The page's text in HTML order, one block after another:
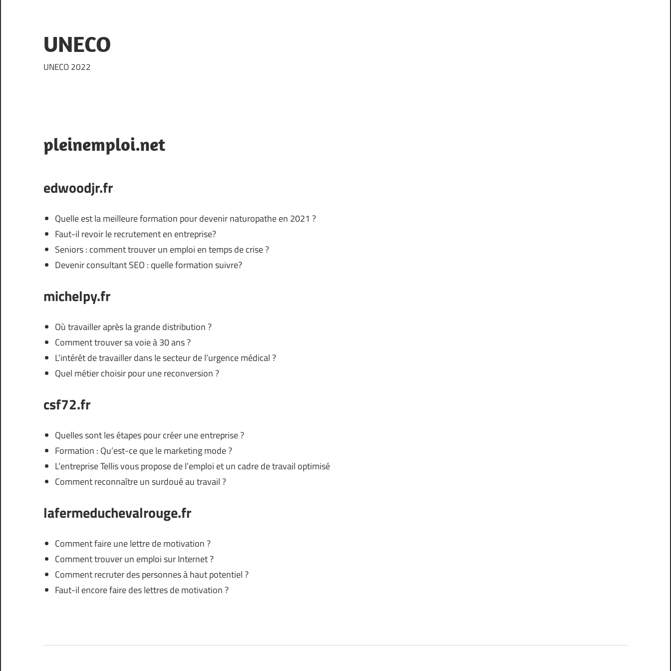
content
UNECO
UNECO 2022
pleinemploi.net
edwoodjr.fr
Quelle est la meilleure formation pour devenir naturopathe en 2021 ?
Faut-il revoir le recrutement en entreprise?
Seniors : comment trouver un emploi en temps de crise ?
Devenir consultant SEO : quelle formation suivre?
michelpy.fr
Où travailler après la grande distribution ?
Comment trouver sa voie à 30 ans ?
L’intérêt de travailler dans le secteur de l’urgence médical ?
Quel métier choisir pour une reconversion ?
csf72.fr
Quelles sont les étapes pour créer une entreprise ?
Formation : Qu’est-ce que le marketing mode ?
L’entreprise Tellis vous propose de l’emploi et un cadre de travail optimisé
Comment reconnaître un surdoué au travail ?
lafermeduchevalrouge.fr
Comment faire une lettre de motivation ?
Comment trouver un emploi sur Internet ?
Comment recruter des personnes à haut potentiel ?
Faut-il encore faire des lettres de motivation ?